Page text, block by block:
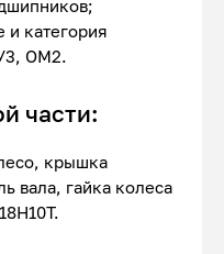
и категория
ОМ2.
части:
крышка
вала, гайка колеса